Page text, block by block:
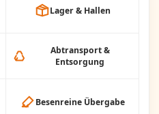
Lager & Hallen
Abtransport &
Entsorgung
Besenreine Übergabe